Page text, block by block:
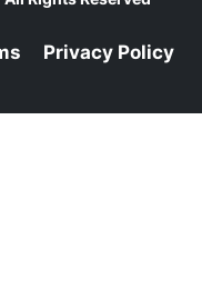
Privacy Policy